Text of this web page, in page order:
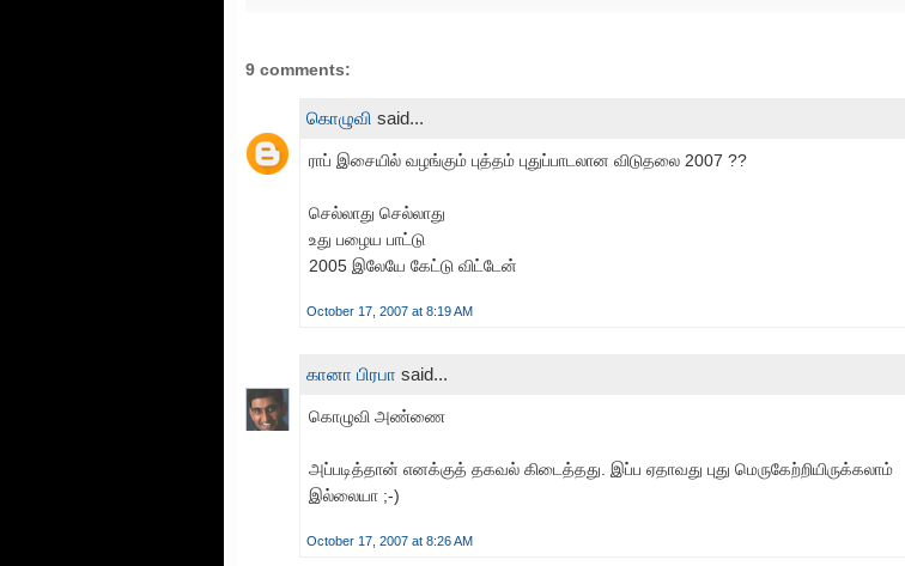
9 comments:
கொழுவி said...
ராப் இசையில் வழங்கும் புத்தம் புதுப்பாடலான விடுதலை 2007 ??
செல்லாது செல்லாது
உது பழைய பாட்டு
2005 இலேயே கேட்டு விட்டேன்
October 17, 2007 at 8:19 AM
கானா பிரபா said...
கொழுவி அண்ணை
அப்படித்தான் எனக்குத் தகவல் கிடைத்தது. இப்ப ஏதாவது புது மெருகேற்றியிருக்கலாம்
இல்லையா ;-)
October 17, 2007 at 8:26 AM